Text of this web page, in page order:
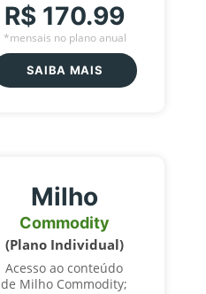
R$ 170.99
*mensais no plano anual
SAIBA MAIS
Milho
Commodity
(Plano Individual)
Acesso ao conteúdo
de Milho Commodity;